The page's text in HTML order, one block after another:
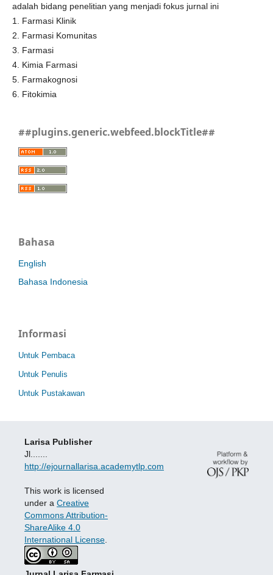
adalah bidang penelitian yang menjadi fokus jurnal ini
1. Farmasi Klinik
2. Farmasi Komunitas
3. Farmasi
4. Kimia Farmasi
5. Farmakognosi
6. Fitokimia
##plugins.generic.webfeed.blockTitle##
Bahasa
English
Bahasa Indonesia
Informasi
Untuk Pembaca
Untuk Penulis
Untuk Pustakawan
Larisa Publisher
Jl.......
http://ejournallarisa.academytlp.com
This work is licensed
under a Creative
Commons Attribution-
ShareAlike 4.0
International License.